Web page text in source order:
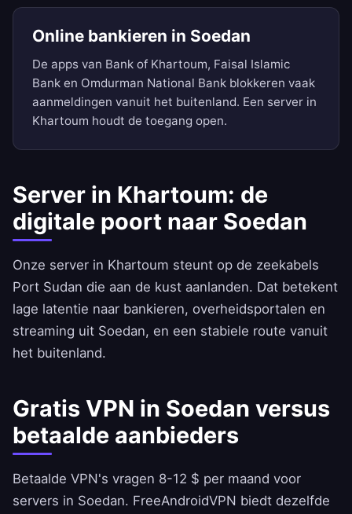
Online bankieren in Soedan
De apps van Bank of Khartoum, Faisal Islamic
Bank en Omdurman National Bank blokkeren vaak
aanmeldingen vanuit het buitenland. Een server in
Khartoum houdt de toegang open.
Server in Khartoum: de
digitale poort naar Soedan
Onze server in Khartoum steunt op de zeekabels
Port Sudan die aan de kust aanlanden. Dat betekent
lage latentie naar bankieren, overheidsportalen en
streaming uit Soedan, en een stabiele route vanuit
het buitenland.
Gratis VPN in Soedan versus
betaalde aanbieders
Betaalde VPN's vragen 8-12 $ per maand voor
servers in Soedan. FreeAndroidVPN biedt dezelfde